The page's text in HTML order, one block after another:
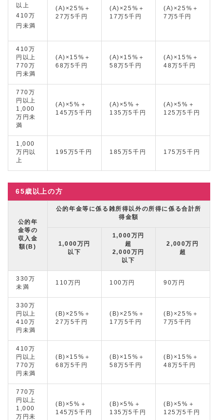
以上
410万
円未満
(A)×25%＋
27万5千円
(A)×25%＋
17万5千円
(A)×25%＋
7万5千円
410万
円以上
770万
円未満
(A)×15%＋
68万5千円
(A)×15%＋
58万5千円
(A)×15%＋
48万5千円
770万
円以上
1,000
万円未
満
(A)×5%＋
145万5千円
(A)×5%＋
135万5千円
(A)×5%＋
125万5千円
1,000
万円以
上
195万5千円 185万5千円 175万5千円
65歳以上の方
公的年
金等の
収入金
額(B)
公的年金等に係る雑所得以外の所得に係る合計所
得金額
1,000万円
以下
1,000万円
超
2,000万円
以下
2,000万円
超
330万
未満
110万円 100万円 90万円
330万
円以上
410万
円未満
(B)×25%＋
27万5千円
(B)×25%＋
17万5千円
(B)×25%＋
7万5千円
410万
円以上
770万
円未満
(B)×15%＋
68万5千円
(B)×15%＋
58万5千円
(B)×15%＋
48万5千円
770万
円以上
1,000
万円未
(B)×5%＋
145万5千円
(B)×5%＋
135万5千円
(B)×5%＋
125万5千円